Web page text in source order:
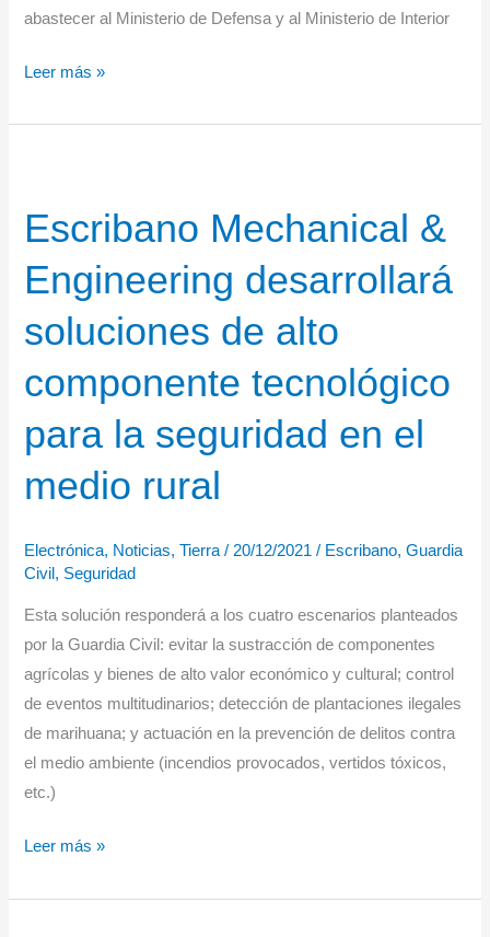
abastecer al Ministerio de Defensa y al Ministerio de Interior
Entrega
los
H135
Ministerio
Interior
España
Leer más »
Escribano Mechanical &
Engineering desarrollará
soluciones de alto
componente tecnológico
para la seguridad en el
medio rural
Electrónica, Noticias,Tierra / 20/12/2021/ Escribano,Guardia
Civil , Seguridad
Esta solución responderá a los cuatro escenarios planteados
por la Guardia Civil: evitar la sustracción de componentes
agrícolas y bienes de alto valor económico y cultural; control
de eventos multitudinarios; detección de plantaciones ilegales
de marihuana; y actuación en la prevención de delitos contra
el medio ambiente (incendios provocados, vertidos tóxicos,
etc.)
Escribano
&
Leer más »